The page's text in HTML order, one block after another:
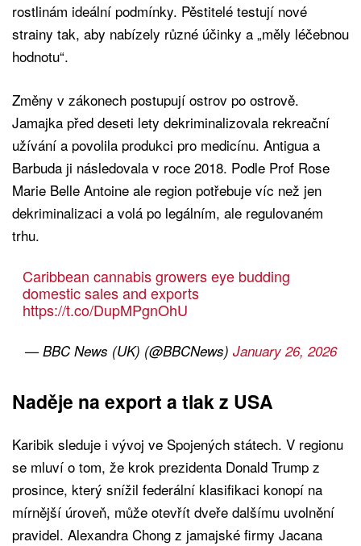
rostlinám ideální podmínky. Pěstitelé testují nové
strainy tak, aby nabízely různé účinky a „měly léčebnou
hodnotu“.
Změny v zákonech postupují ostrov po ostrově.
Jamajka před deseti lety dekriminalizovala rekreační
užívání a povolila produkci pro medicínu. Antigua a
Barbuda ji následovala v roce 2018. Podle Prof Rose
Marie Belle Antoine ale region potřebuje víc než jen
dekriminalizaci a volá po legálním, ale regulovaném
trhu.
Caribbean cannabis growers eye budding
domestic sales and exports
https://t.co/DupMPgnOhU
— BBC News (UK) (@BBCNews) January 26, 2026
Naděje na export a tlak z USA
Karibik sleduje i vývoj ve Spojených státech. V regionu
se mluví o tom, že krok prezidenta Donald Trump z
prosince, který snížil federální klasifikaci konopí na
mírnější úroveň, může otevřít dveře dalšímu uvolnění
pravidel. Alexandra Chong z jamajské firmy Jacana